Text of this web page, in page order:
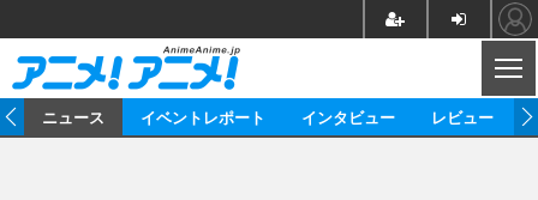
ニュース イベントレポート インタビュー レビュー